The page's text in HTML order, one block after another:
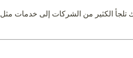
تلجأ الكثير من الشركات إلى خدمات مثل